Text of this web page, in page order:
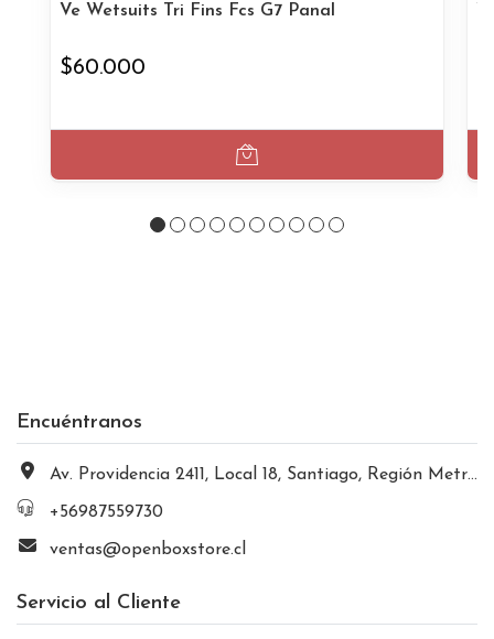
Ve Wetsuits Tri Fins Fcs G7 Panal
$60.000
Encuéntranos
Av. Providencia 2411, Local 18, Santiago, Región Metropolitana, Chile
+56987559730
ventas@openboxstore.cl
Servicio al Cliente